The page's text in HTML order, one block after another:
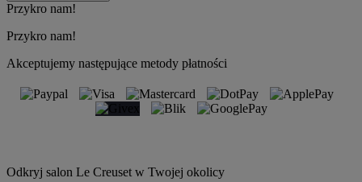
Przykro nam!
Przykro nam!
Akceptujemy następujące metody płatności
Odkryj salon Le Creuset w Twojej okolicy